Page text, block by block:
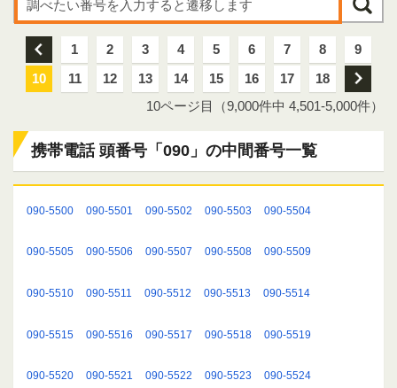
前 1 2 3 4 5 6 7 8
9
10
11 12 13 14 15 16 17 18
次
10ページ目（9,000件中 4,501-5,000件）
携帯電話 頭番号「090」の中間番号一覧
090-5500 090-5501 090-5502 090-5503 090-5504
090-5505 090-5506 090-5507 090-5508 090-5509
090-5510 090-5511 090-5512 090-5513 090-5514
090-5515 090-5516 090-5517 090-5518 090-5519
090-5520 090-5521 090-5522 090-5523 090-5524